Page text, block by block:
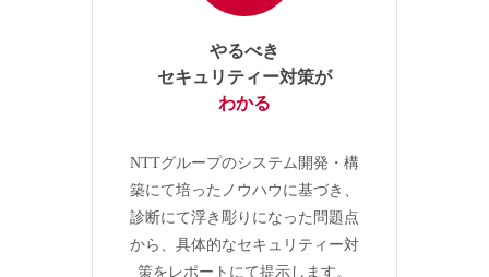
やるべき
セキュリティー対策が
わかる
NTTグループのシステム開発・構
築にて培ったノウハウに基づき、
診断にて浮き彫りになった問題点
から、具体的なセキュリティー対
策をレポートにて提示します。